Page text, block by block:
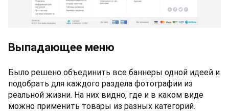
Выпадающее меню
Было решено объединить все баннеры одной идеей и
подобрать для каждого раздела фотографии из
реальной жизни. На них видно, где и в каком виде
можно применить товары из разных категорий.